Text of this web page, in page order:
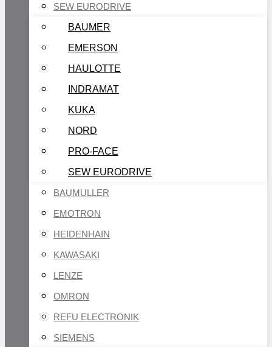
SEW EURODRIVE
BAUMER
EMERSON
HAULOTTE
INDRAMAT
KUKA
NORD
PRO-FACE
SEW EURODRIVE
BAUMULLER
EMOTRON
HEIDENHAIN
KAWASAKI
LENZE
OMRON
REFU ELECTRONIK
SIEMENS